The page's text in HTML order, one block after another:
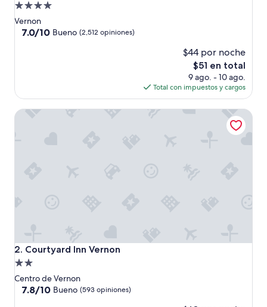
Propiedad
de
4.0
Vernon
7.0
7.0/10 Bueno (2,512 opiniones)
$44 por noche
El
precio
actual
es
de
$51 en total
9 ago. - 10 ago.
Total con impuestos y cargos
2. Courtyard Inn Vernon
Courtyard Inn Vernon
Propiedad
de
2.0
Centro de Vernon
7.8
7.8/10 Bueno (593 opiniones)
Courtyard Inn Vernon